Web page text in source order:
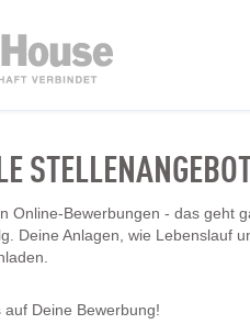
Online-Bewerbungen - das geht
Deine Anlagen, wie Lebenslauf
Deine Bewerbung!